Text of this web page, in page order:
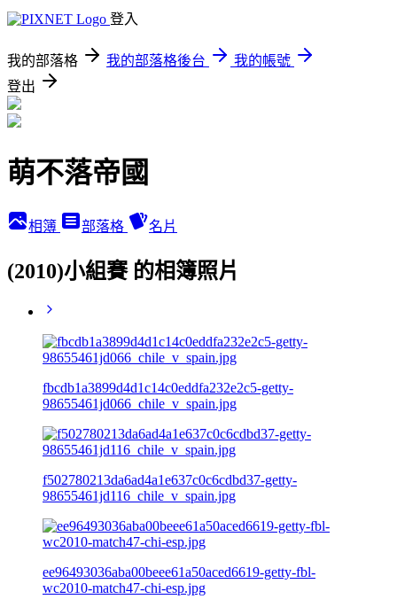
登入
我的部落格 我的部落格後台
我的帳號
登出
萌不落帝國
相簿 部落格 名片
(2010)小組賽 的相簿照片
fbcdb1a3899d4d1c14c0eddfa232e2c5-getty-
98655461jd066_chile_v_spain.jpg
f502780213da6ad4a1e637c0c6cdbd37-getty-
98655461jd116_chile_v_spain.jpg
ee96493036aba00beee61a50aced6619-getty-fbl-
wc2010-match47-chi-esp.jpg